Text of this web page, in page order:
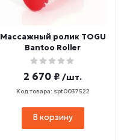
Массажный ролик TOGU
Bantoo Roller
2 670 ₽ /шт.
Код товара: spt0037522
В корзину